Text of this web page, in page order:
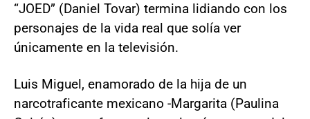
“JOED” (Daniel Tovar) termina lidiando con los
personajes de la vida real que solía ver
únicamente en la televisión.
Luis Miguel, enamorado de la hija de un
narcotraficante mexicano -Margarita (Paulina